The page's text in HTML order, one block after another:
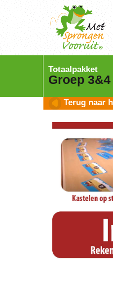
Totaalpakket
Groep 3&4
Terug naar